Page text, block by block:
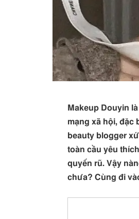
Makeup Douyin
mạng xã hội, đặc
beauty blogger
toàn cầu yêu
quyến rũ. Vậy
chưa? Cùng đi